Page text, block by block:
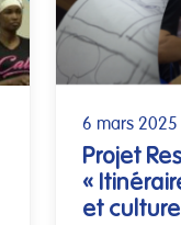
6 mars 2025
Projet
«
et